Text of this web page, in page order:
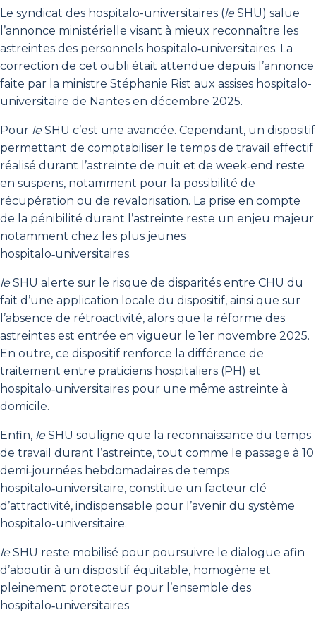
Le syndicat des hospitalo-universitaires (leSHU) salue
l’annonce ministérielle visant à mieux reconnaître les
astreintes des personnels hospitalo‑universitaires. La
correction de cet oubli était attendue depuis l’annonce
faite par la ministre Stéphanie Rist aux assises hospitalo-
universitaire de Nantes en décembre 2025.
Pour leSHU c’est une avancée. Cependant, un dispositif
permettant de comptabiliser le temps de travail effectif
réalisé durant l’astreinte de nuit et de week‑end reste
en suspens, notamment pour la possibilité de
récupération ou de revalorisation. La prise en compte
de la pénibilité durant l’astreinte reste un enjeu majeur
notamment chez les plus jeunes
hospitalo‑universitaires.
leSHU alerte sur le risque de disparités entre CHU du
fait d’une application locale du dispositif, ainsi que sur
l’absence de rétroactivité, alors que la réforme des
astreintes est entrée en vigueur le 1er novembre 2025.
En outre, ce dispositif renforce la différence de
traitement entre praticiens hospitaliers (PH) et
hospitalo‑universitaires pour une même astreinte à
domicile.
Enfin, leSHU souligne que la reconnaissance du temps
de travail durant l’astreinte, tout comme le passage à 10
demi‑journées hebdomadaires de temps
hospitalo‑universitaire, constitue un facteur clé
d’attractivité, indispensable pour l’avenir du système
hospitalo-universitaire.
leSHU reste mobilisé pour poursuivre le dialogue afin
d’aboutir à un dispositif équitable, homogène et
pleinement protecteur pour l’ensemble des
hospitalo‑universitaires